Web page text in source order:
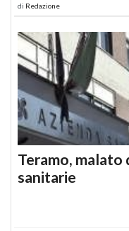
di Redazione
Teramo, malato
sanitarie